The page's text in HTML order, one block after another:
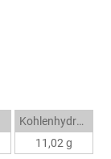
Kohlenhydrate
11,02 g